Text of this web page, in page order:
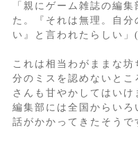
「親にゲーム雑誌の編
た。『それは無理。自
い』と言われたらしい
これは相当わがままな
分のミスを認めないと
さんも甘やかしてはい
編集部には全国からい
話がかかってきたそうで